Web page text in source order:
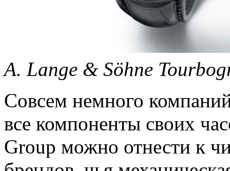
A. Lange & Söhne
Совсем немного
все компоненты своих
Group можно отнести к